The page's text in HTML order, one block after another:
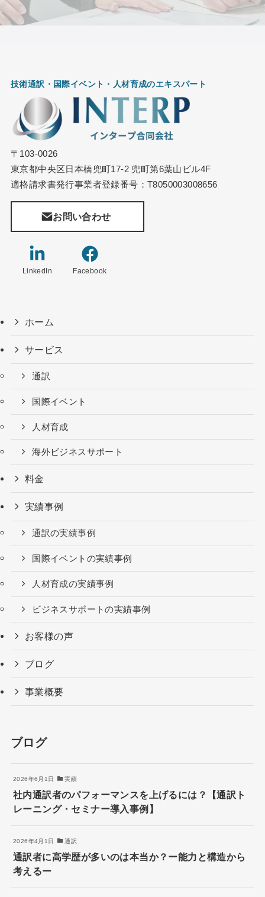
技術通訳・国際イベント・ 人材育成のエキスパート
〒103-0026
東京都中央区日本橋兜町17-2 兜町第6葉山ビル4F
適格請求書発行事業者登録番号：T8050003008656
お問い合わせ
LinkedIn Facebook
ホーム
サービス
通訳
国際イベント
人材育成
海外ビジネスサポート
料金
実績事例
通訳の実績事例
国際イベントの実績事例
人材育成の実績事例
ビジネスサポートの実績事例
お客様の声
ブログ
事業概要
ブログ
2026年6月1日 実績
社内通訳者のパフォーマンスを上げるには？【通訳ト
レーニング・セミナー導入事例】
2026年4月1日 通訳
通訳者に高学歴が多いのは本当か？ー能力と構造から
考えるー